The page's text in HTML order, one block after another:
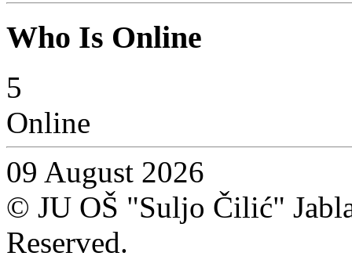
Who Is Online
5
Online
09 August 2026
© JU OŠ "Suljo Čilić"
Reserved.